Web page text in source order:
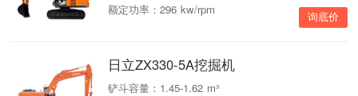
额定功率：296 kw/rpm
询底价
日立ZX330-5A挖掘机
铲斗容量：1.45-1.62 m³